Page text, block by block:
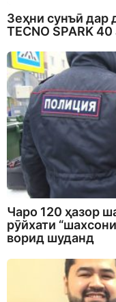
Зеҳни сунъӣ дар
TECNO SPARK
Чаро 120 ҳазор
рӯйхати
ворид шуданд